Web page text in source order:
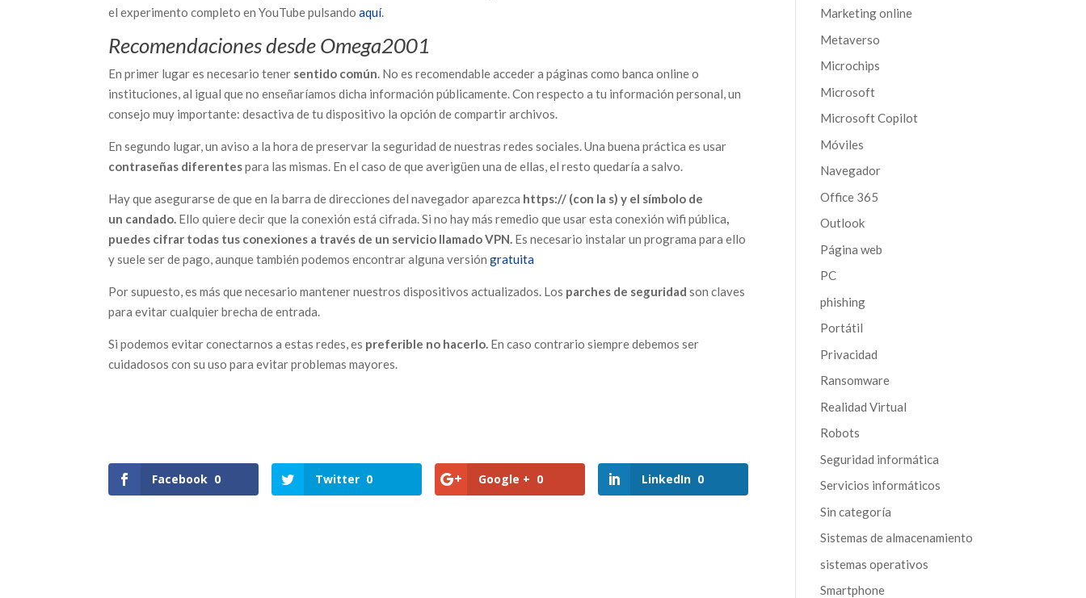
el experimento completo en YouTube pulsandoaquí.
Recomendaciones desde Omega2001
En primer lugar es necesario tener sentido común. No es recomendable acceder a páginas como banca online o
instituciones, al igual que no enseñaríamos dicha información públicamente. Con respecto a tu información personal, un
consejo muy importante: desactiva de tu dispositivo la opción de compartir archivos.
En segundo lugar, un aviso a la hora de preservar la seguridad de nuestras redes sociales. Una buena práctica es usar
contraseñas diferentespara las mismas. En el caso de que averigüen una de ellas, el resto quedaría a salvo.
Hay que asegurarse de que en la barra de direcciones del navegador aparezca https:// (con la s) y el símbolo de
un candado. Ello quiere decir que la conexión está cifrada. Si no hay más remedio que usar esta conexión wifi pública,
puedes cifrar todas tus conexiones a través de un servicio llamado VPN. Es necesario instalar un programa para ello
y suele ser de pago, aunque también podemos encontrar alguna versióngratuita
Por supuesto, es más que necesario mantener nuestros dispositivos actualizados. Los parches de seguridad son claves
para evitar cualquier brecha de entrada.
Si podemos evitar conectarnos a estas redes, es preferible no hacerlo. En caso contrario siempre debemos ser
cuidadosos con su uso para evitar problemas mayores.
Facebook 0 Twitter 0 Google + 0 LinkedIn 0
Marketing online
Metaverso
Microchips
Microsoft
Microsoft Copilot
Móviles
Navegador
Office 365
Outlook
Página web
PC
phishing
Portátil
Privacidad
Ransomware
Realidad Virtual
Robots
Seguridad informática
Servicios informáticos
Sin categoría
Sistemas de almacenamiento
sistemas operativos
Smartphone